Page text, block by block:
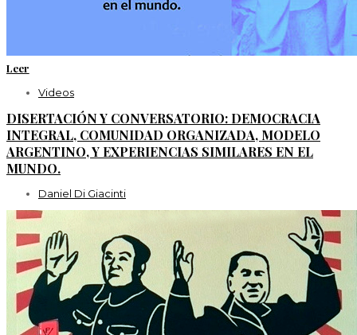
Leer
Videos
DISERTACIÓN Y CONVERSATORIO: DEMOCRACIA
INTEGRAL, COMUNIDAD ORGANIZADA, MODELO
ARGENTINO, Y EXPERIENCIAS SIMILARES EN EL
MUNDO.
Daniel Di Giacinti